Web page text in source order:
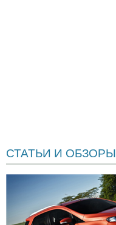
СТАТЬИ И ОБЗОРЫ